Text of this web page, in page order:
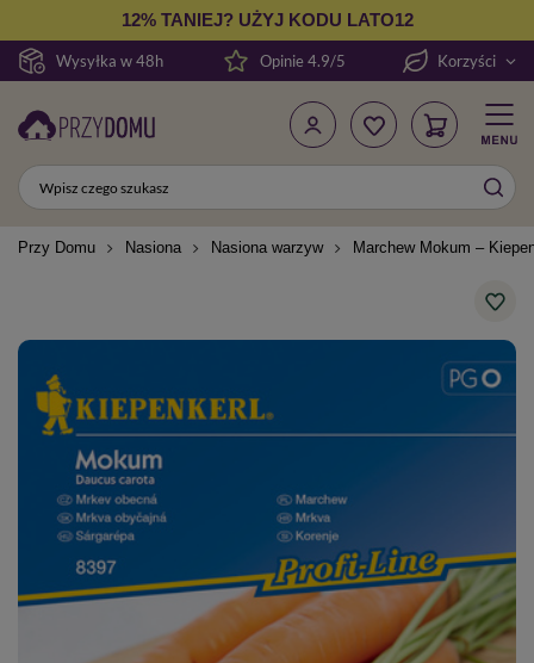
Wysyłka w 48h
12% TANIEJ? UŻYJ KODU LATO12
Opinie 4.9/5 Korzyści
Przy Domu Nasiona Nasiona warzyw Marchew Mokum –